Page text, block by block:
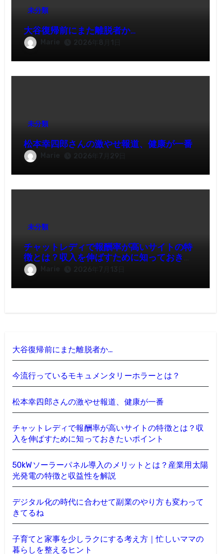
未分類
大谷復帰前にまた離脱者か…
Marie 2026年8月1日
未分類
松本幸四郎さんの激やせ報道、健康が一番
Marie 2026年7月29日
未分類
チャットレディで報酬率が高いサイトの特
徴とは？収入を伸ばすために知っておきた
いポイント
Marie 2026年7月13日
大谷復帰前にまた離脱者か…
今流行っているモキュメンタリーホラーとは？
松本幸四郎さんの激やせ報道、健康が一番
チャットレディで報酬率が高いサイトの特徴とは？収
入を伸ばすために知っておきたいポイント
50kWソーラーパネル導入のメリットとは？産業用太陽
光発電の特徴と収益性を解説
デジタル化の時代に合わせて副業のやり方も変わって
きてるね
子育てと家事を少しラクにする考え方｜忙しいママの
暮らしを整えるヒント